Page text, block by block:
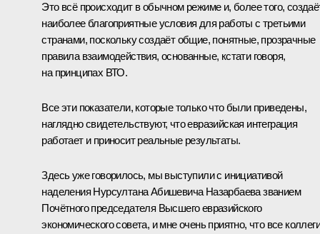
Это всё происходит в обычном режиме и, более того,
наиболее благоприятные условия для работы с третьими
странами, поскольку создаёт общие, понятные, прозрачные
правила взаимодействия, основанные, кстати говоря,
на принципах ВТО.
Все эти показатели, которые только что были приведены,
наглядно свидетельствуют, что евразийская интеграция
работает и приносит реальные результаты.
Здесь уже говорилось, мы выступили с инициативой
наделения Нурсултана Абишевича Назарбаева званием
Почётного председателя Высшего евразийского
экономического совета, и мне очень приятно, что все коллеги